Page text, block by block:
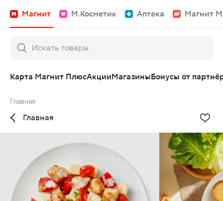
Магнит М.Косметик Аптека Магнит
Карта Магнит ПлюсАкцииМагазиныБонусы от
Главная
Главная